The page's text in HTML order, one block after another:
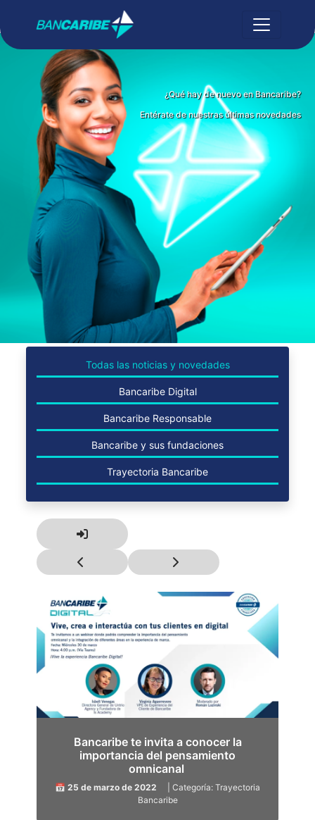
¿Qué hay de nuevo en Bancaribe?
Entérate de nuestras últimas novedades
Todas las noticias y novedades
Bancaribe Digital
Bancaribe Responsable
Bancaribe y sus fundaciones
Trayectoria Bancaribe
Bancaribe te invita a conocer la
importancia del pensamiento
omnicanal
📅 25 de marzo de 2022
| Categoría: Trayectoria
Bancaribe